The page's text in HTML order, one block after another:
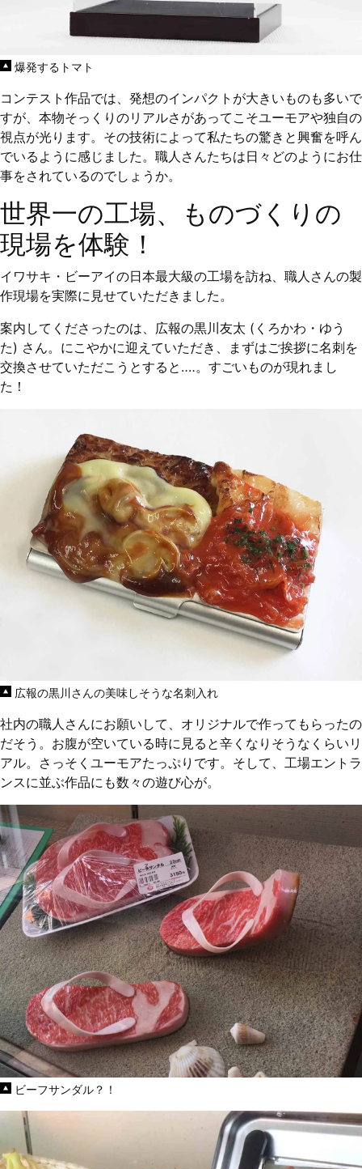
爆発するトマト
コンテスト作品では、発想のインパクトが大きいものも多いで
すが、本物そっくりのリアルさがあってこそユーモアや独自の
視点が光ります。その技術によって私たちの驚きと興奮を呼ん
でいるように感じました。職人さんたちは日々どのようにお仕
事をされているのでしょうか。
世界一の工場、ものづくりの
現場を体験！
イワサキ・ビーアイの日本最大級の工場を訪ね、職人さんの製
作現場を実際に見せていただきました。
案内してくださったのは、広報の黒川友太 (くろかわ・ゆう
た) さん。にこやかに迎えていただき、まずはご挨拶に名刺を
交換させていただこうとすると‥‥。すごいものが現れまし
た！
広報の黒川さんの美味しそうな名刺入れ
社内の職人さんにお願いして、オリジナルで作ってもらったの
だそう。お腹が空いている時に見ると辛くなりそうなくらいリ
アル。さっそくユーモアたっぷりです。そして、工場エントラ
ンスに並ぶ作品にも数々の遊び心が。
ビーフサンダル？！